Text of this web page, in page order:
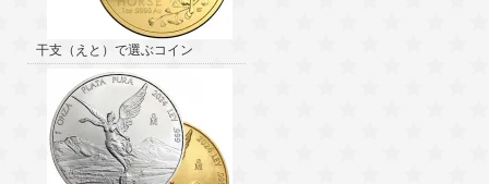
干支（えと）で選ぶコイン